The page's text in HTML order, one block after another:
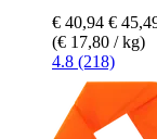
€ 40,94 €
(€ 17,80 / kg)
4.8 (218)